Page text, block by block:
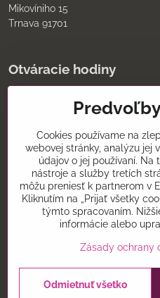
Mikovíniho 15
Trnava 91701
Otváracie hodiny
9:00 - 11:30 12:00 - 18:00
nedeľa
Kontakt
0907075930
alatorty@alatorty.sk
©2026
Predvoľby súkromia
Cookies používame na
webovej stránky, analýzu jej
údajov o jej používaní.
nástroje a služby tretích
môžu preniesť k partnerom v
Kliknutím na „Prijať všetky
týmto spracovaním.
informácie alebo
Zásady ochrany
Odmietnuť všetko